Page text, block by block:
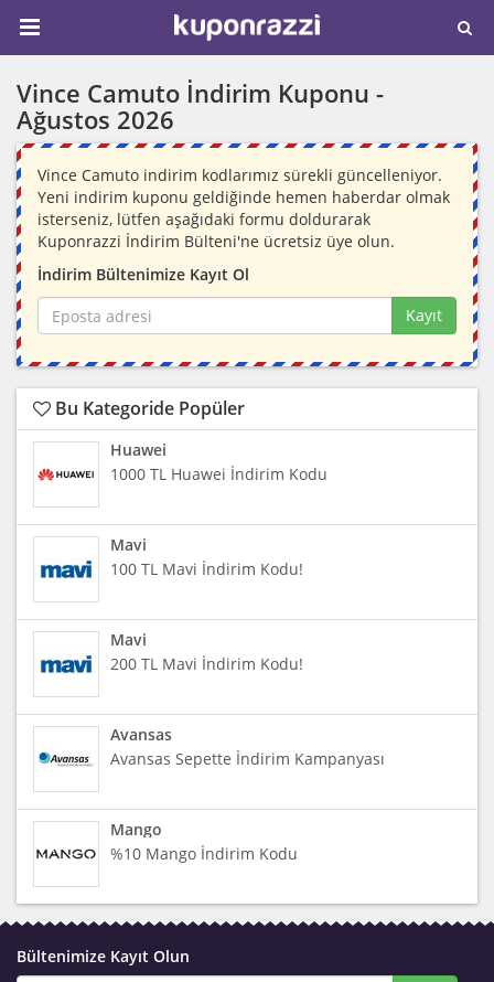
Vince Camuto İndirim Kuponu -
Ağustos 2026
Vince Camuto indirim kodlarımız sürekli güncelleniyor.
Yeni indirim kuponu geldiğinde hemen haberdar olmak
isterseniz, lütfen aşağıdaki formu doldurarak
Kuponrazzi İndirim Bülteni'ne ücretsiz üye olun.
İndirim Bültenimize Kayıt Ol
Kayıt
Bu Kategoride Popüler
Huawei
1000 TL Huawei İndirim Kodu
Mavi
100 TL Mavi İndirim Kodu!
Mavi
200 TL Mavi İndirim Kodu!
Avansas
Avansas Sepette İndirim Kampanyası
Mango
%10 Mango İndirim Kodu
Bültenimize Kayıt Olun